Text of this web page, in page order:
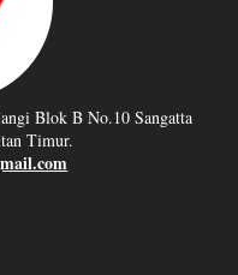
Blok B No.10 Sangatta
Timur.